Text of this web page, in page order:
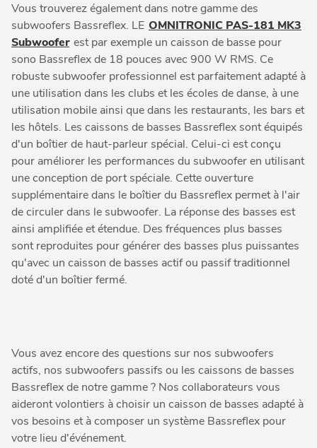
Vous trouverez également dans notre gamme des
subwoofers Bassreflex. LE OMNITRONIC PAS-181 MK3
Subwoofer est par exemple un caisson de basse pour
sono Bassreflex de 18 pouces avec 900 W RMS. Ce
robuste subwoofer professionnel est parfaitement adapté à
une utilisation dans les clubs et les écoles de danse, à une
utilisation mobile ainsi que dans les restaurants, les bars et
les hôtels. Les caissons de basses Bassreflex sont équipés
d'un boîtier de haut-parleur spécial. Celui-ci est conçu
pour améliorer les performances du subwoofer en utilisant
une conception de port spéciale. Cette ouverture
supplémentaire dans le boîtier du Bassreflex permet à l'air
de circuler dans le subwoofer. La réponse des basses est
ainsi amplifiée et étendue. Des fréquences plus basses
sont reproduites pour générer des basses plus puissantes
qu'avec un caisson de basses actif ou passif traditionnel
doté d'un boîtier fermé.
Vous avez encore des questions sur nos subwoofers
actifs, nos subwoofers passifs ou les caissons de basses
Bassreflex de notre gamme ? Nos collaborateurs vous
aideront volontiers à choisir un caisson de basses adapté à
vos besoins et à composer un système Bassreflex pour
votre lieu d'événement.